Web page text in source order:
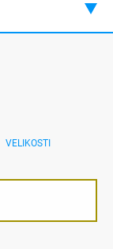
VELIKOSTI